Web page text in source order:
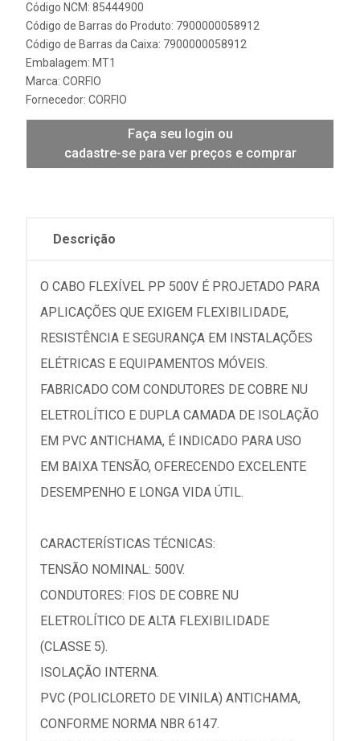
Código NCM: 85444900
Código de Barras do Produto: 7900000058912
Código de Barras da Caixa: 7900000058912
Embalagem: MT1
Marca: CORFIO
Fornecedor: CORFIO
Faça seu login ou
cadastre-se para ver preços e comprar
Descrição
O CABO FLEXÍVEL PP 500V É PROJETADO PARA
APLICAÇÕES QUE EXIGEM FLEXIBILIDADE,
RESISTÊNCIA E SEGURANÇA EM INSTALAÇÕES
ELÉTRICAS E EQUIPAMENTOS MÓVEIS.
FABRICADO COM CONDUTORES DE COBRE NU
ELETROLÍTICO E DUPLA CAMADA DE ISOLAÇÃO
EM PVC ANTICHAMA, É INDICADO PARA USO
EM BAIXA TENSÃO, OFERECENDO EXCELENTE
DESEMPENHO E LONGA VIDA ÚTIL.
CARACTERÍSTICAS TÉCNICAS:
TENSÃO NOMINAL: 500V.
CONDUTORES: FIOS DE COBRE NU
ELETROLÍTICO DE ALTA FLEXIBILIDADE
(CLASSE 5).
ISOLAÇÃO INTERNA.
PVC (POLICLORETO DE VINILA) ANTICHAMA,
CONFORME NORMA NBR 6147.